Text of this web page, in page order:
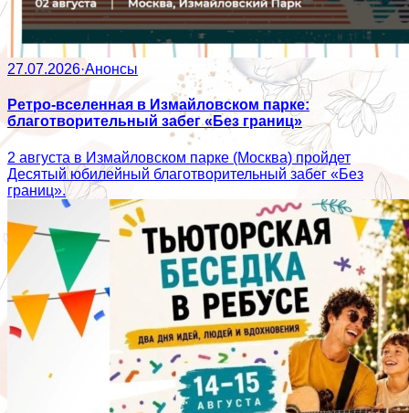
27.07.2026·Анонсы
Ретро-вселенная в Измайловском парке:
благотворительный забег «Без границ»
2 августа в Измайловском парке (Москва) пройдет
Десятый юбилейный благотворительный забег «Без
границ».